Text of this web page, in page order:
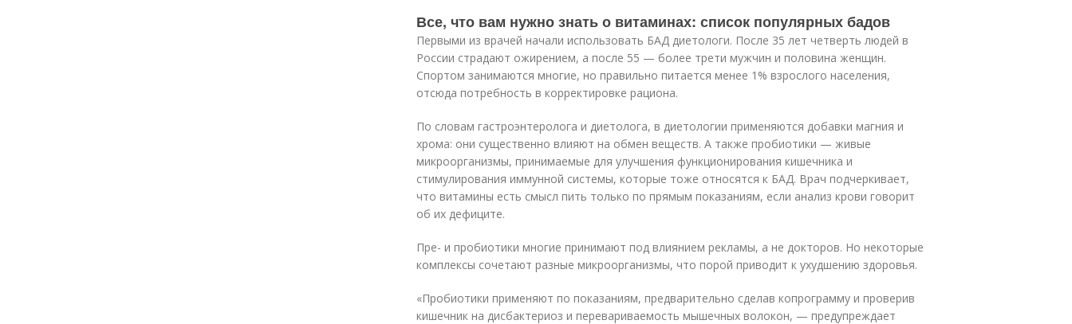
Все, что вам нужно знать о витаминах: список популярных бадов
Первыми из врачей начали использовать БАД диетологи. После 35 лет четверть людей в
России страдают ожирением, а после 55 — более трети мужчин и половина женщин.
Спортом занимаются многие, но правильно питается менее 1% взрослого населения,
отсюда потребность в корректировке рациона.
По словам гастроэнтеролога и диетолога, в диетологии применяются добавки магния и
хрома: они существенно влияют на обмен веществ. А также пробиотики — живые
микроорганизмы, принимаемые для улучшения функционирования кишечника и
стимулирования иммунной системы, которые тоже относятся к БАД. Врач подчеркивает,
что витамины есть смысл пить только по прямым показаниям, если анализ крови говорит
об их дефиците.
Пре- и пробиотики многие принимают под влиянием рекламы, а не докторов. Но некоторые
комплексы сочетают разные микроорганизмы, что порой приводит к ухудшению здоровья.
«Пробиотики применяют по показаниям, предварительно сделав копрограмму и проверив
кишечник на дисбактериоз и перевариваемость мышечных волокон, — предупреждает